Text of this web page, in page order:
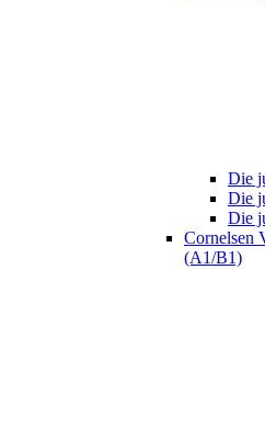
Die
Die
Die
Cornelsen
(A1/B1)